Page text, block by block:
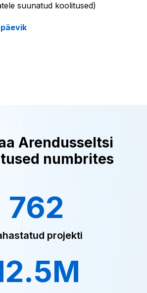
suunatud koolitused)
Arendusseltsi
numbrites
762
projekti